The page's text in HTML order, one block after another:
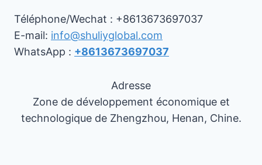
Téléphone/Wechat : +8613673697037
E-mail: info@shuliyglobal.com
WhatsApp : +8613673697037
Adresse
Zone de développement économique et
technologique de Zhengzhou, Henan, Chine.